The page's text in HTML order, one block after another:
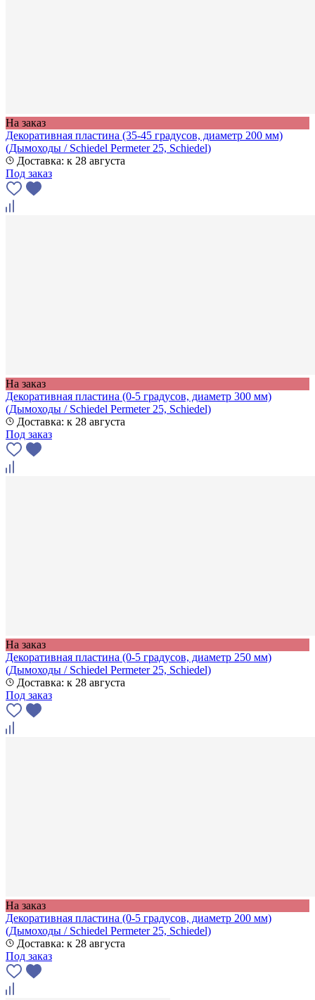
На заказ
Декоративная пластина (35-45 градусов, диаметр 200 мм)
(Дымоходы / Schiedel Permeter 25, Schiedel)
Доставка: к 28 августа
Под заказ
На заказ
Декоративная пластина (0-5 градусов, диаметр 300 мм)
(Дымоходы / Schiedel Permeter 25, Schiedel)
Доставка: к 28 августа
Под заказ
На заказ
Декоративная пластина (0-5 градусов, диаметр 250 мм)
(Дымоходы / Schiedel Permeter 25, Schiedel)
Доставка: к 28 августа
Под заказ
На заказ
Декоративная пластина (0-5 градусов, диаметр 200 мм)
(Дымоходы / Schiedel Permeter 25, Schiedel)
Доставка: к 28 августа
Под заказ